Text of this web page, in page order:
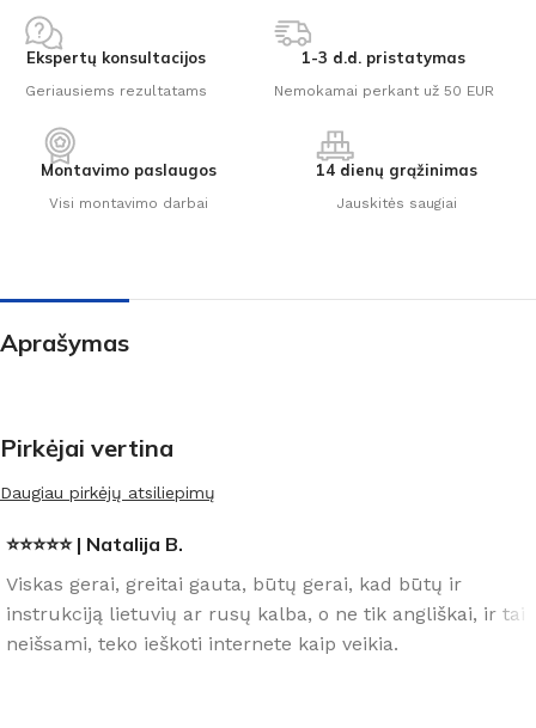
Ekspertų konsultacijos
Geriausiems rezultatams
1-3 d.d. pristatymas
Nemokamai perkant už 50 EUR
Montavimo paslaugos
Visi montavimo darbai
14 dienų grąžinimas
Jauskitės saugiai
Aprašymas
Pirkėjai vertina
Daugiau pirkėjų atsiliepimų
⭐⭐⭐⭐⭐ | Natalija B.
Viskas gerai, greitai gauta, būtų gerai, kad būtų ir
instrukciją lietuvių ar rusų kalba, o ne tik angliškai, ir tai
neišsami, teko ieškoti internete kaip veikia.